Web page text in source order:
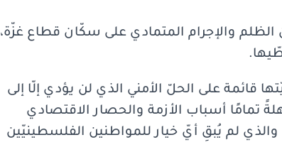
والإجرام المتمادي على سكّان قطاع غزّة،
قائمة على الحلّ الأمني الذي لن يؤدي إلّا إلى
تمامًا أسباب الأزمة والحصار الاقتصادي
لم يُبقِ أيّ خيار للمواطنين الفلسطينيّين